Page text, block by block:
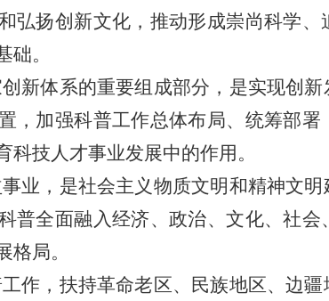
弘扬创新文化，推动形成崇尚科学
础。
新体系的重要组成部分，是实现创
，加强科普工作总体布局、统筹部
科技人才事业发展中的作用。
业，是社会主义物质文明和精神文明
普全面融入经济、政治、文化、社
格局。
作，扶持革命老区、民族地区、边